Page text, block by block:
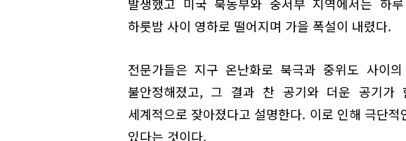
하룻밤 사이 영하로 떨어지며 가을 폭설이 내렸다.
전문가들은 지구 온난화로 북극과 중위도 사이
불안정해졌고, 그 결과 찬 공기와 더운 공기
세계적으로 잦아졌다고 설명한다. 이로 인해 극단
있다는 것이다.